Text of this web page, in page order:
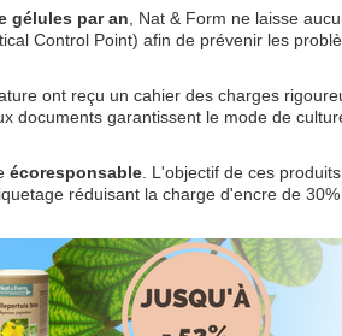
gélules par an , Nat & Form ne laisse
Control Point) afin de prévenir les
ont reçu un cahier des charges
documents garantissent le mode de
écoresponsable . L'objectif de ces
réduisant la charge d'encre de